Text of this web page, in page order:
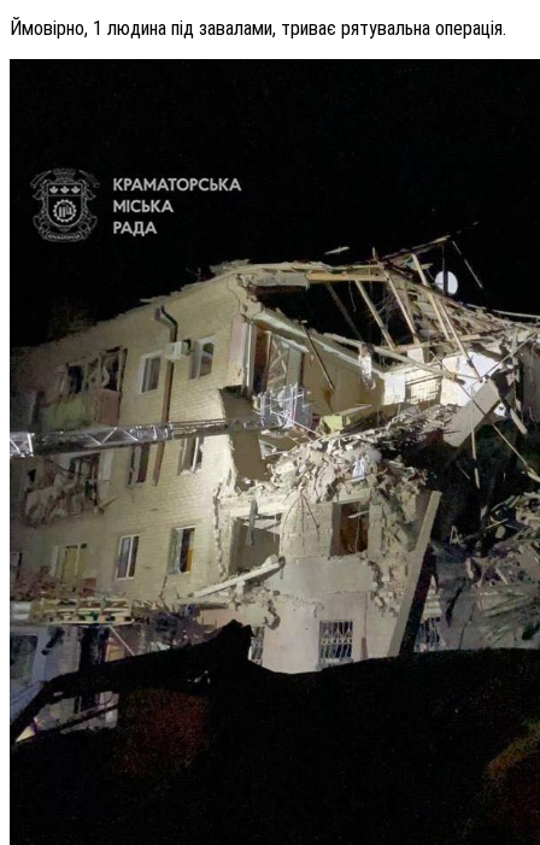
Ймовірно, 1 людина під завалами, триває рятувальна операція.